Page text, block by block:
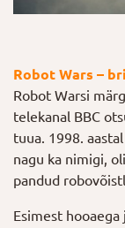
Robot Wars –
Robot Warsi
telekanal BBC
tuua. 1998.
nagu ka nimigi,
pandud
Esimest